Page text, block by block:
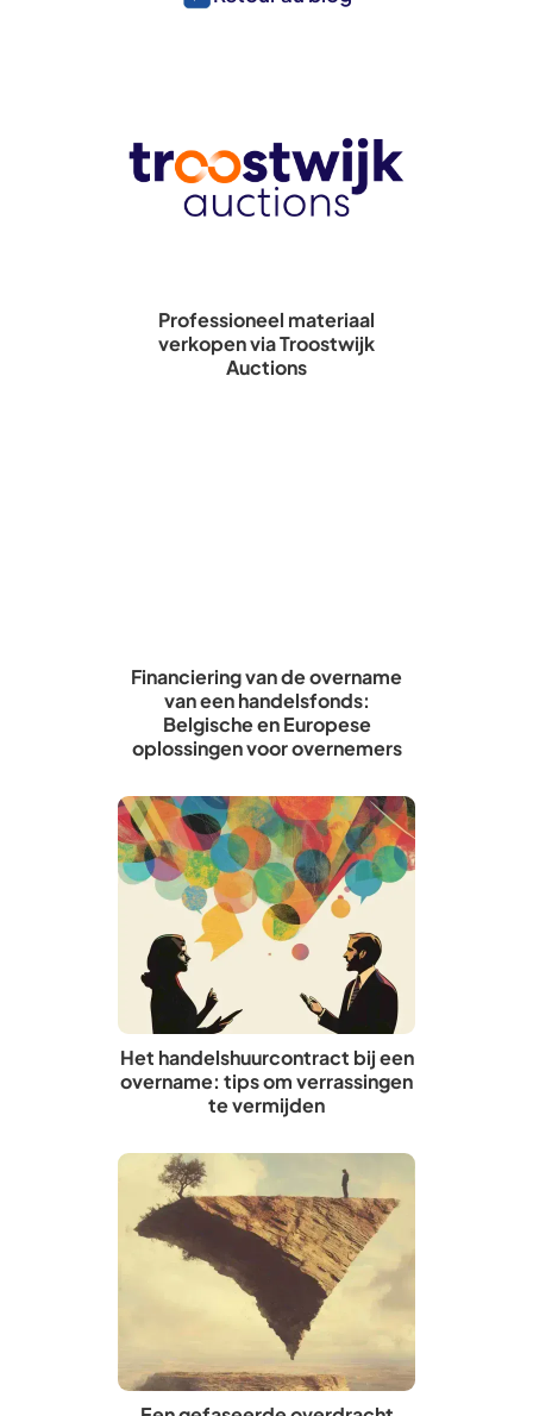
Professioneel materiaal
verkopen via Troostwijk
Auctions
Financiering van de overname
van een handelsfonds:
Belgische en Europese
oplossingen voor overnemers
Het handelshuurcontract bij een
overname: tips om verrassingen
te vermijden